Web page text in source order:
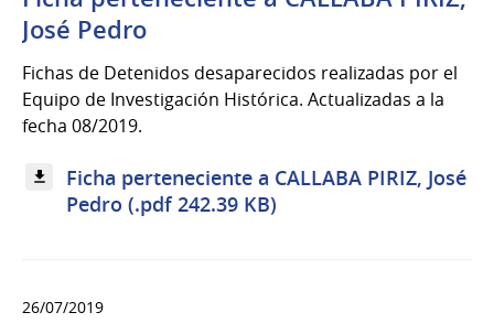
José Pedro
Fichas de Detenidos desaparecidos realizadas por el
Equipo de Investigación Histórica. Actualizadas a la
fecha 08/2019.
Ficha perteneciente a CALLABA PIRIZ, José
Pedro (.pdf 242.39 KB)
26/07/2019